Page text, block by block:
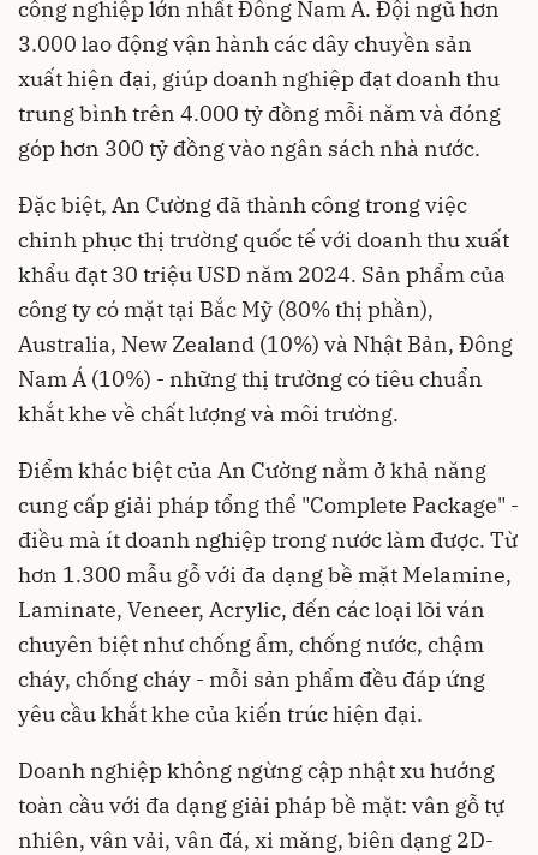
công nghiệp lớn nhất Đông Nam Á. Đội ngũ hơn
3.000 lao động vận hành các dây chuyền sản
xuất hiện đại, giúp doanh nghiệp đạt doanh thu
trung bình trên 4.000 tỷ đồng mỗi năm và đóng
góp hơn 300 tỷ đồng vào ngân sách nhà nước.
Đặc biệt, An Cường đã thành công trong việc
chinh phục thị trường quốc tế với doanh thu xuất
khẩu đạt 30 triệu USD năm 2024. Sản phẩm của
công ty có mặt tại Bắc Mỹ (80% thị phần),
Australia, New Zealand (10%) và Nhật Bản, Đông
Nam Á (10%) - những thị trường có tiêu chuẩn
khắt khe về chất lượng và môi trường.
Điểm khác biệt của An Cường nằm ở khả năng
cung cấp giải pháp tổng thể "Complete Package" -
điều mà ít doanh nghiệp trong nước làm được. Từ
hơn 1.300 mẫu gỗ với đa dạng bề mặt Melamine,
Laminate, Veneer, Acrylic, đến các loại lõi ván
chuyên biệt như chống ẩm, chống nước, chậm
cháy, chống cháy - mỗi sản phẩm đều đáp ứng
yêu cầu khắt khe của kiến trúc hiện đại.
Doanh nghiệp không ngừng cập nhật xu hướng
toàn cầu với đa dạng giải pháp bề mặt: vân gỗ tự
nhiên, vân vải, vân đá, xi măng, biên dạng 2D-